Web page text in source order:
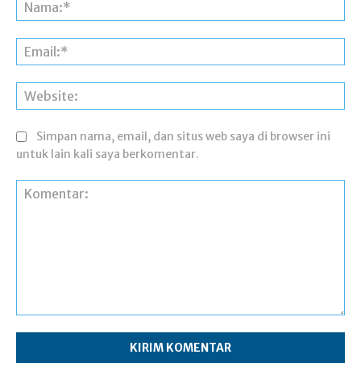
Simpan nama, email, dan situs web saya di browser ini
untuk lain kali saya berkomentar.